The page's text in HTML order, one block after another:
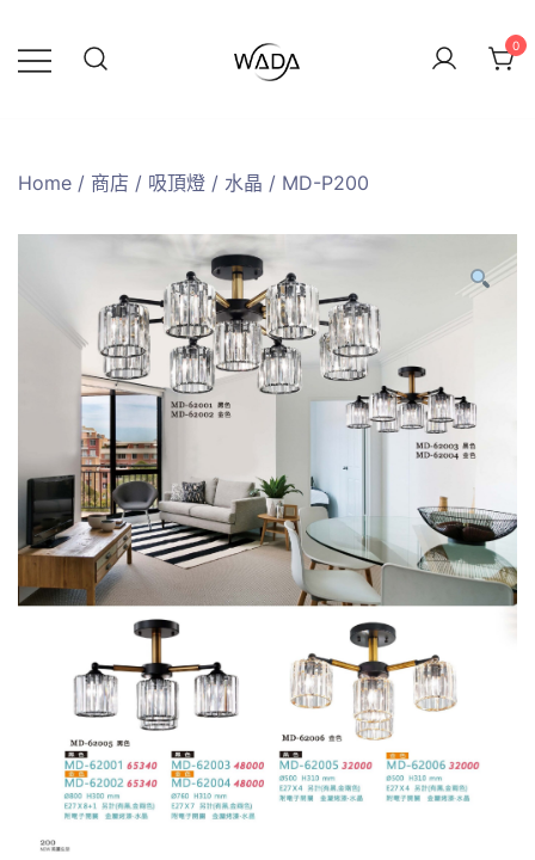
0
Home / 商店 / 吸頂燈 / 水晶 / MD-P200